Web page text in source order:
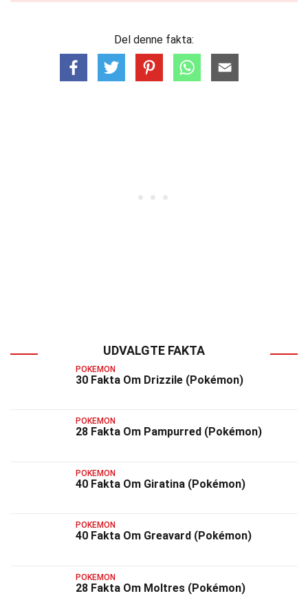
Del denne fakta:
UDVALGTE FAKTA
POKEMON
30 Fakta Om Drizzile (Pokémon)
POKEMON
28 Fakta Om Pampurred (Pokémon)
POKEMON
40 Fakta Om Giratina (Pokémon)
POKEMON
40 Fakta Om Greavard (Pokémon)
POKEMON
28 Fakta Om Moltres (Pokémon)